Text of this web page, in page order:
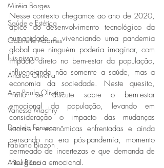
Miréia Borges
Saúde e Estética
Gabrielle Adames
luis-pissaia
Andrea Oliveira
Ana Paula Oliveira
Vanessa Machry
Daniela Fonseca
Fabiano Biazon
Alice Ricco
Nesse contexto chegamos ao ano de 2020,
ápice do desenvolvimento tecnológico da
humanidade e vivenciando uma pandemia
global que ninguém poderia imaginar, com
impacto direto no bem-estar da população,
influenciando não somente a saúde, mas a
economia da sociedade. Neste quesito,
muito se discute sobre o bem-estar
emocional da população, levando em
consideração o impacto das mudanças
sociais e econômicas enfrentadas e ainda
pensando na era pós-pandemia, momento
permeado de incertezas e que demanda de
inteligência emocional.